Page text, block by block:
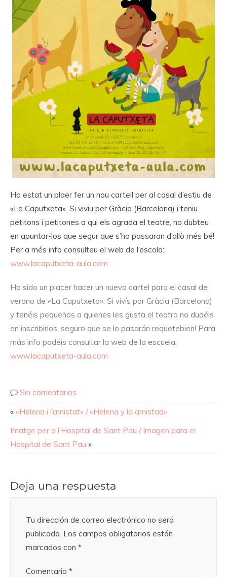
Ha estat un plaer fer un nou cartell per al casal d’estiu de
«La Caputxeta». Si viviu per Gràcia (Barcelona) i teniu
petitons i petitones a qui els agrada el teatre, no dubteu
en apuntar-los que segur que s’ho passaran d’allò més bé!
Per a més info consulteu el web de l’escola:
www.lacaputxeta-aula.com
Ha sido un placer hacer un nuevo cartel para el casal de
verano de «La Caputxeta». Si vivís por Gràcia (Barcelona)
y tenéis pequeños a quienes les gusta el teatro no dudéis
en inscribirlos, seguro que se lo pasarán requetebien! Para
más info podéis consultar la web de la escuela:
www.lacaputxeta-aula.com
Sin comentarios
« «Helena i l’amistat» / «Helena y la amistad»
Imatge per a l’Hospital de Sant Pau / Imagen para el
Hospital de Sant Pau »
Deja una respuesta
Tu dirección de correo electrónico no será
publicada. Los campos obligatorios están
marcados con *
Comentario *